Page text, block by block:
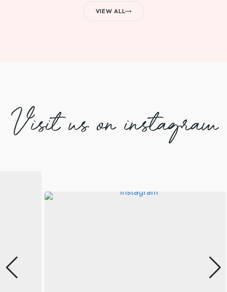
VIEW ALL
Visit us on instagram